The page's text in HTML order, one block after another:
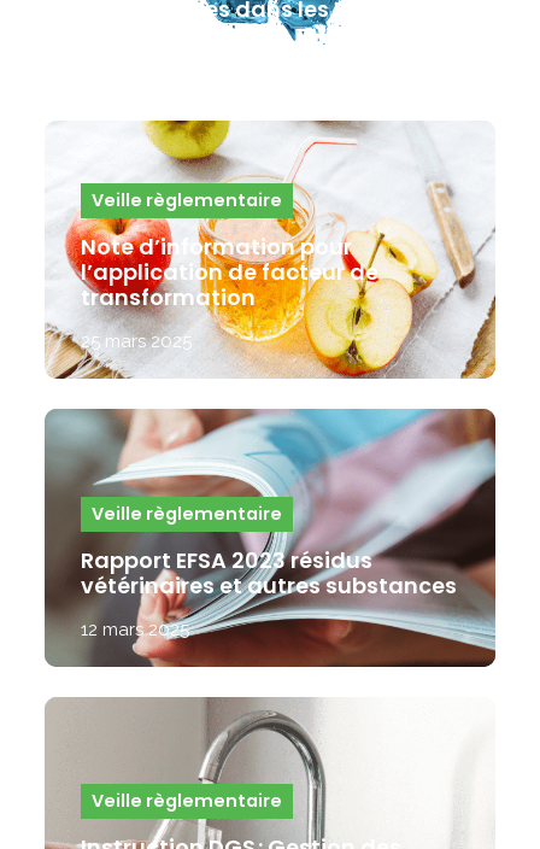
domestiques dans les ICPE
Veille règlementaire
Note d’information pour
l’application de facteur de
transformation
25 mars 2025
Veille règlementaire
Rapport EFSA 2023 résidus
vétérinaires et autres substances
12 mars 2025
Veille règlementaire